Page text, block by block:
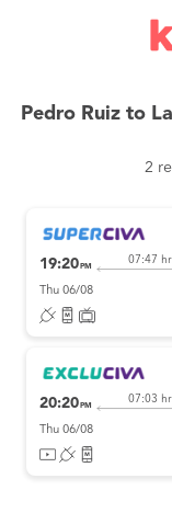
Pedro Ruiz to
2
19:20 PM
07:47
Thu 06/08
20:20 PM
07:03
Thu 06/08